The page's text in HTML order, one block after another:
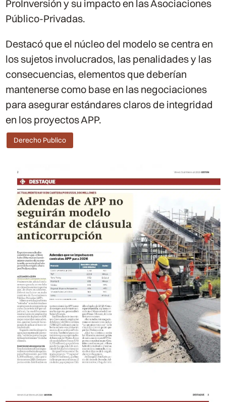
ProInversión y su impacto en las Asociaciones
Público-Privadas.
Destacó que el núcleo del modelo se centra en
los sujetos involucrados, las penalidades y las
consecuencias, elementos que deberían
mantenerse como base en las negociaciones
para asegurar estándares claros de integridad
en los proyectos APP.
Derecho Publico